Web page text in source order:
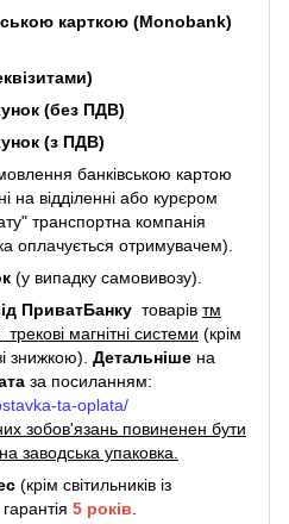
карткою (Monobank)
(без ПДВ)
(з ПДВ)
банківською картою
на відділенні або курєром
транспортна компанія
оплачується отримувачем).
(у випадку самовивозу).
ПриватБанку товарів тм
магнітні системи (крім
знижкою). Детальніше на
за посиланням:
ta-oplata/
зобов'язань повиненен бути
заводська упаковка.
(крім світильників із
5 років